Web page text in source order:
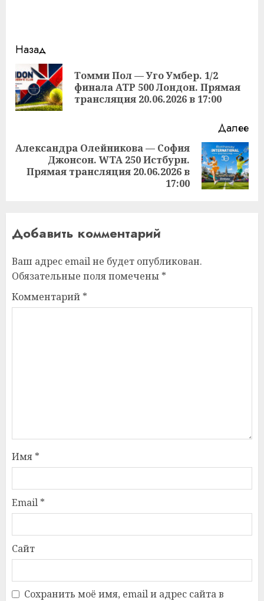
Продолжить
чтение
Назад
Томми Пол — Уго Умбер. 1/2
финала ATP 500 Лондон. Прямая
трансляция 20.06.2026 в 17:00
Далее
Следующая
запись:
Александра Олейникова — София
Джонсон. WTA 250 Истбурн.
Прямая трансляция 20.06.2026 в
17:00
Добавить комментарий
Ваш адрес email не будет опубликован.
Обязательные поля помечены *
Комментарий *
Имя *
Email *
Сайт
Сохранить моё имя, email и адрес сайта в